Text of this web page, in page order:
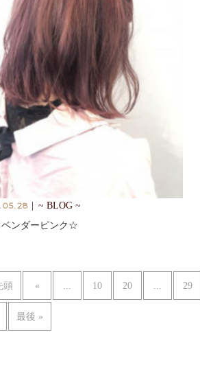
~ BLOG ~
ンダーピンク☆
頭 « 10 20 29
最後 »